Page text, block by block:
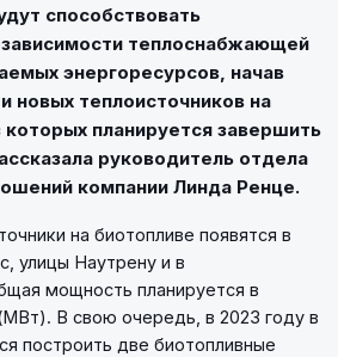
способствовать
теплоснабжающей
энергоресурсов, начав
новых теплоисточников на
которых планируется завершить
руководитель отдела
компании Линда Ренце.
на биотопливе появятся в
улицы Наутрену и в
мощность планируется в
В свою очередь, в 2023 году в
построить две биотопливные